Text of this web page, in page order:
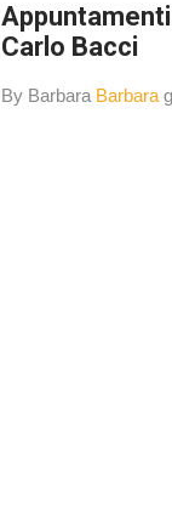
Carlo Bacci
By Barbara Barbara